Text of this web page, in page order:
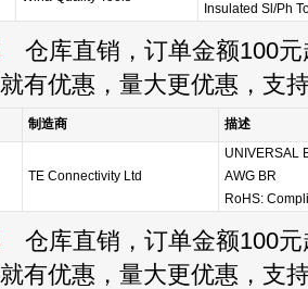
Insulated Sl/Ph
仓库直销，订单金额100元
有优惠，量大更优惠，支
制造商 描述
TE Connectivity Ltd
UNIVERSAL
AWG BR
RoHS:
仓库直销，订单金额100元
有优惠，量大更优惠，支